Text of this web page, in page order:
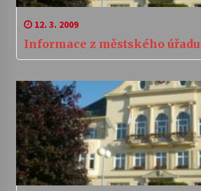
12. 3. 2009
Informace z městského úřadu